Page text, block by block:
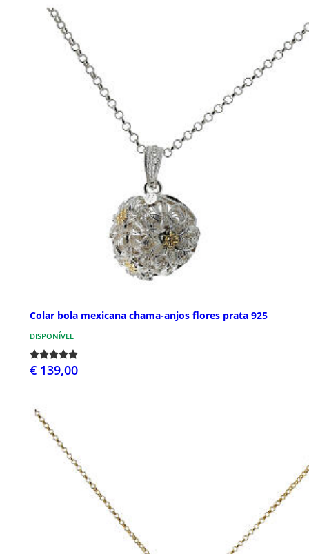
Colar bola mexicana chama-anjos flores prata 925
DISPONÍVEL
€ 139,00